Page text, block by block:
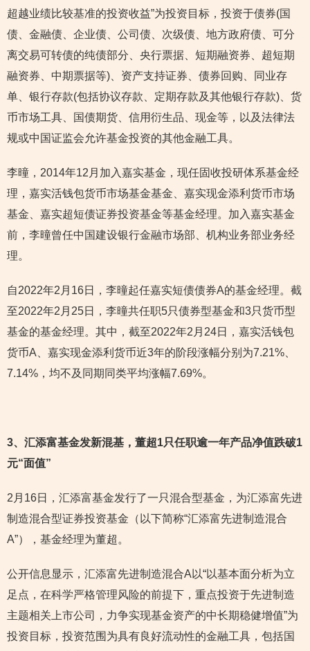
超越业绩比较基准的投资收益”为投资目标，投资于债券(国
债、金融债、企业债、公司债、次级债、地方政府债、可分
离交易可转债的纯债部分、央行票据、短期融资券、超短期
融资券、中期票据等)、资产支持证券、债券回购、同业存
单、银行存款(包括协议存款、定期存款及其他银行存款)、货
币市场工具、国债期货、信用衍生品、现金等，以及法律法
规或中国证监会允许基金投资的其他金融工具。
李曈，2014年12月加入嘉实基金，现任固收投研体系基金经
理，嘉实活钱包货币市场基金基金、嘉实现金添利货币市场
基金、嘉实超短债证券投资基金等基金经理。加入嘉实基金
前，李曈曾任中国建设银行金融市场部、机构业务部业务经
理。
自2022年2月16日，李曈起任嘉实短债债券A的基金经理。截
至2022年2月25日，李曈共任职5只债券型基金和3只货币型
基金的基金经理。其中，截至2022年2月24日，嘉实活钱包
货币A、嘉实现金添利货币近3年的阶段涨幅分别为7.21%、
7.14%，均不及同期同类平均涨幅7.69%。
3、汇添富基金发新混基，董超1只任职逾一年产品净值跌破1
元“面值”
2月16日，汇添富基金发行了一只混合型基金，为汇添富先进
制造混合型证券投资基金（以下简称“汇添富先进制造混合
A”），基金经理为董超。
公开信息显示，汇添富先进制造混合A以“以基本面分析为立
足点，在科学严格管理风险的前提下，重点投资于先进制造
主题相关上市公司，力争实现基金资产的中长期稳健增值”为
投资目标，投资范围为具有良好流动性的金融工具，包括国